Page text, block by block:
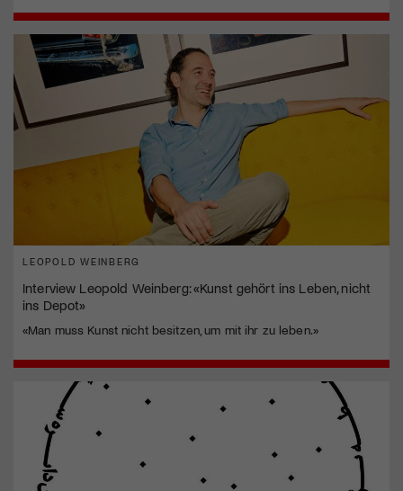
LEOPOLD WEINBERG
Interview Leopold Weinberg: «Kunst gehört ins Leben, nicht
ins Depot»
«Man muss Kunst nicht besitzen, um mit ihr zu leben.»